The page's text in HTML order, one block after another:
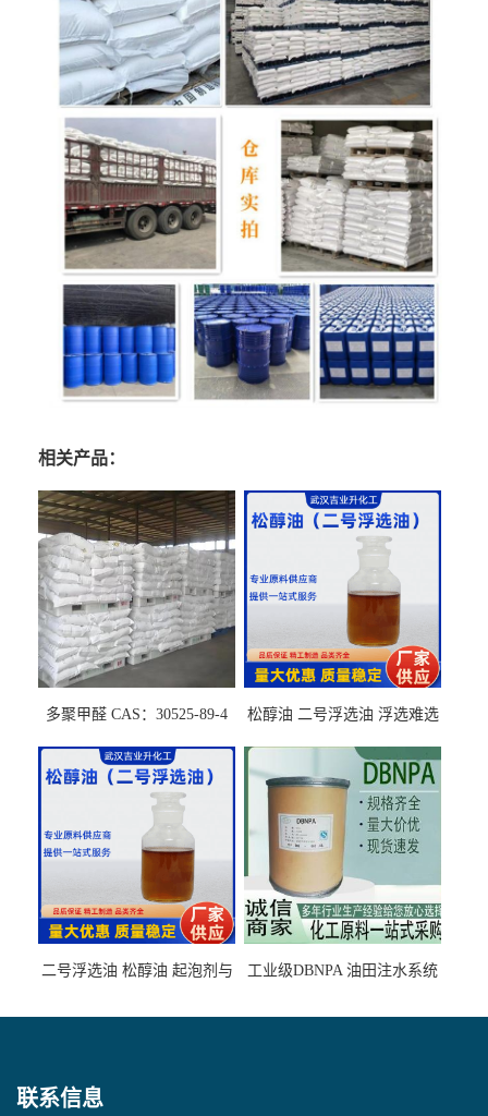
相关产品：
多聚甲醛 CAS：30525-89-4
松醇油 二号浮选油 浮选难选
石墨矿
二号浮选油 松醇油 起泡剂与
工业级DBNPA 油田注水系统
联系信息